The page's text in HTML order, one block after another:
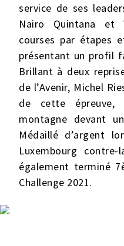
service de ses
Nairo Quintana et
courses par étapes
présentant un profil
Brillant à deux
de l’Avenir, Michel
de cette épreuve,
montagne devant
Médaillé d’argent
Luxembourg
également terminé
Challenge 2021.